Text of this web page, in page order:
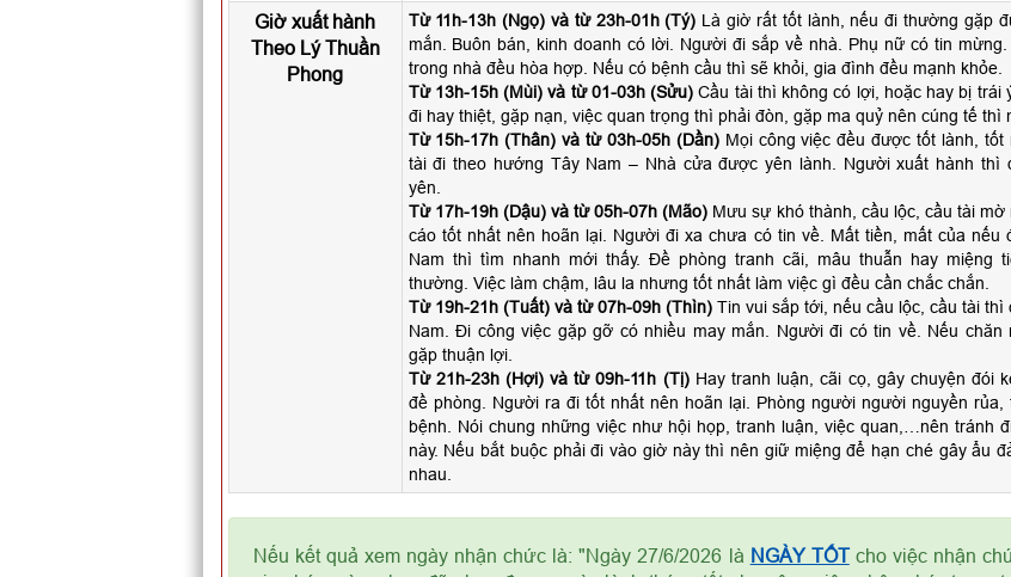
Giờ xuất hành
Theo Lý Thuần
Phong
Từ 11h-13h (Ngọ) và từ 23h-01h (Tý) Là giờ rất tốt lành, nếu đi thường gặp
mắn. Buôn bán, kinh doanh có lời. Người đi sắp về nhà. Phụ nữ có tin mừng.
trong nhà đều hòa hợp. Nếu có bệnh cầu thì sẽ khỏi, gia đình đều mạnh khỏe.
Từ 13h-15h (Mùi) và từ 01-03h (Sửu) Cầu tài thì không có lợi, hoặc hay bị trái
đi hay thiệt, gặp nạn, việc quan trọng thì phải đòn, gặp ma quỷ nên cúng tế thì
Từ 15h-17h (Thân) và từ 03h-05h (Dần) Mọi công việc đều được tốt lành, tốt
tài đi theo hướng Tây Nam – Nhà cửa được yên lành. Người xuất hành thì
yên.
Từ 17h-19h (Dậu) và từ 05h-07h (Mão) Mưu sự khó thành, cầu lộc, cầu tài mờ
cáo tốt nhất nên hoãn lại. Người đi xa chưa có tin về. Mất tiền, mất của nếu
Nam thì tìm nhanh mới thấy. Đề phòng tranh cãi, mâu thuẫn hay miệng
thường. Việc làm chậm, lâu la nhưng tốt nhất làm việc gì đều cần chắc chắn.
Từ 19h-21h (Tuất) và từ 07h-09h (Thìn) Tin vui sắp tới, nếu cầu lộc, cầu tài thì
Nam. Đi công việc gặp gỡ có nhiều may mắn. Người đi có tin về. Nếu chăn
gặp thuận lợi.
Từ 21h-23h (Hợi) và từ 09h-11h (Tị) Hay tranh luận, cãi cọ, gây chuyện đói
đề phòng. Người ra đi tốt nhất nên hoãn lại. Phòng người người nguyền rủa,
bệnh. Nói chung những việc như hội họp, tranh luận, việc quan,…nên tránh
này. Nếu bắt buộc phải đi vào giờ này thì nên giữ miệng để hạn ché gây ẩu
nhau.
Nếu kết quả xem ngày nhận chức là: "Ngày 27/6/2026 là NGÀY TỐTcho việc nhận